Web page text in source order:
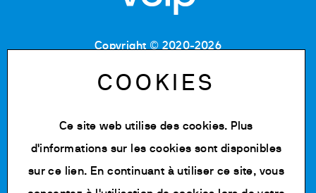
Copyright © 2020-2026
Numéro de TVA : IT 00842180960
MB Registre du commerce et des sociétés :
Numéro REA : MB-1129804
Politique de confidentialité
Cookie Policy
COOKIES
Ce site web utilise des cookies. Plus
d'informations sur les cookies sont disponibles
surce lien. En continuant à utiliser ce site, vous